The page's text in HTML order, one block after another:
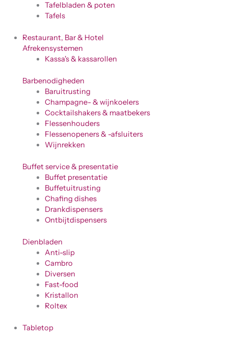
Tafelbladen & poten
Tafels
Restaurant, Bar & Hotel
Afrekensystemen
Kassa's & kassarollen
Barbenodigheden
Baruitrusting
Champagne- & wijnkoelers
Cocktailshakers & maatbekers
Flessenhouders
Flessenopeners & -afsluiters
Wijnrekken
Buffet service & presentatie
Buffet presentatie
Buffetuitrusting
Chafing dishes
Drankdispensers
Ontbijtdispensers
Dienbladen
Anti-slip
Cambro
Diversen
Fast-food
Kristallon
Roltex
Tabletop